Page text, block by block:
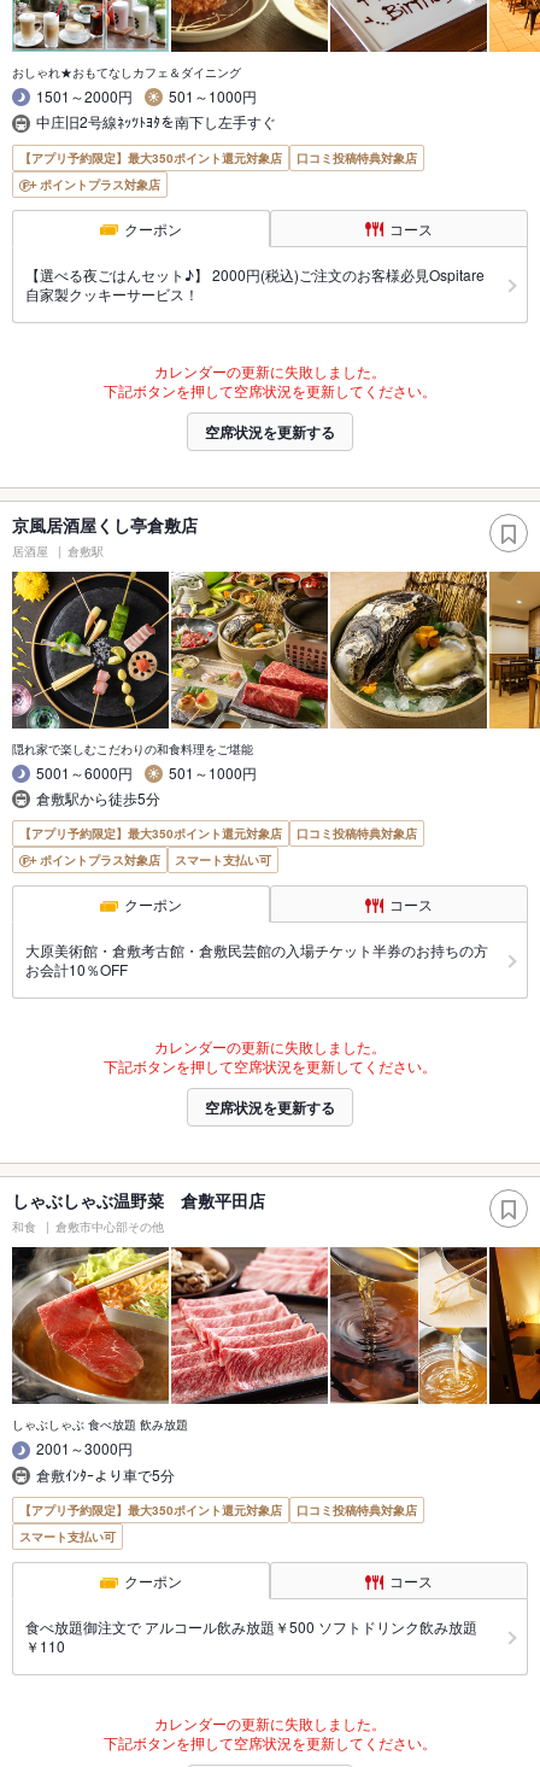
おしゃれ★おもてなしカフェ＆ダイニング
1501～2000円
501～1000円
中庄旧2号線ﾈｯﾂﾄﾖﾀを南下し左手すぐ
【アプリ予約限定】最大350ポイント還元対象店
口コミ投稿特典対象店
ポイントプラス対象店
クーポン コース
【選べる夜ごはんセット♪】 2000円(税込)ご注文のお客様必見Ospitare
自家製クッキーサービス！
カレンダーの更新に失敗しました。
下記ボタンを押して空席状況を更新してください。
空席状況を更新する
京風居酒屋くし亭倉敷店
居酒屋 倉敷駅
隠れ家で楽しむこだわりの和食料理をご堪能
5001～6000円
501～1000円
倉敷駅から徒歩5分
【アプリ予約限定】最大350ポイント還元対象店
口コミ投稿特典対象店
ポイントプラス対象店
スマート支払い可
クーポン コース
大原美術館・倉敷考古館・倉敷民芸館の入場チケット半券のお持ちの方
お会計10％OFF
カレンダーの更新に失敗しました。
下記ボタンを押して空席状況を更新してください。
空席状況を更新する
しゃぶしゃぶ温野菜 倉敷平田店
和食 倉敷市中心部その他
しゃぶしゃぶ 食べ放題 飲み放題
2001～3000円
倉敷ｲﾝﾀｰより車で5分
【アプリ予約限定】最大350ポイント還元対象店
口コミ投稿特典対象店
スマート支払い可
クーポン コース
食べ放題御注文で アルコール飲み放題￥500 ソフトドリンク飲み放題
￥110
カレンダーの更新に失敗しました。
下記ボタンを押して空席状況を更新してください。